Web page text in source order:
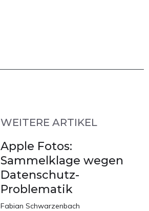
WEITERE ARTIKEL
Apple Fotos:
Sammelklage wegen
Datenschutz-
Problematik
Fabian Schwarzenbach